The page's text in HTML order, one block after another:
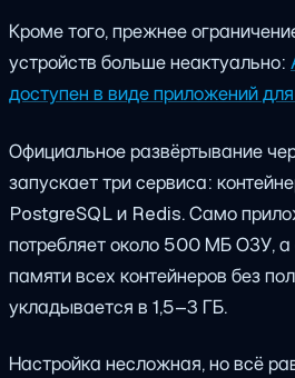
Кроме того, прежнее
устройств больше неактуально:
доступен в виде приложений
Официальное развёртывание
запускает три сервиса:
PostgreSQL и Redis. Само
потребляет около 500 МБ ОЗУ,
памяти всех контейнеров без
укладывается в 1,5–3 ГБ.
Настройка несложная, но всё